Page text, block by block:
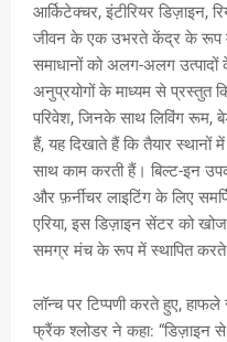
आर्किटेक्चर, इंटीरियर
जीवन के एक उभरते केंद्र के रूप में
समाधानों को अलग-अलग उत्पादों
अनुप्रयोगों के माध्यम से प्रस्तुत
परिवेश, जिनके साथ लिविंग रूम,
हैं, यह दिखाते हैं कि तैयार स्थानों
साथ काम करती हैं। बिल्ट-इन
और फ़र्नीचर लाइटिंग के लिए
एरिया, इस डिज़ाइन सेंटर को
समग्र मंच के रूप में स्थापित
लॉन्च पर टिप्पणी करते हुए,
फ्रैंक श्लोडर ने कहा: “डिज़ाइन से